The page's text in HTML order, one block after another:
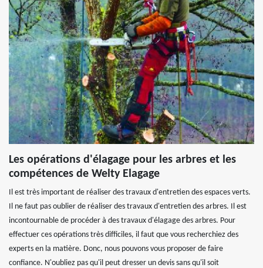
Les opérations d'élagage pour les arbres et les
compétences de Welty Elagage
Il est très important de réaliser des travaux d'entretien des espaces verts.
Il ne faut pas oublier de réaliser des travaux d'entretien des arbres. Il est
incontournable de procéder à des travaux d'élagage des arbres. Pour
effectuer ces opérations très difficiles, il faut que vous recherchiez des
experts en la matière. Donc, nous pouvons vous proposer de faire
confiance. N'oubliez pas qu'il peut dresser un devis sans qu'il soit